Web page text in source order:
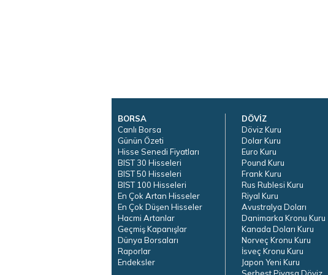
BORSA
Canlı Borsa
Günün Özeti
Hisse Senedi Fiyatları
BIST 30 Hisseleri
BIST 50 Hisseleri
BIST 100 Hisseleri
En Çok Artan Hisseler
En Çok Düşen Hisseler
Hacmi Artanlar
Geçmiş Kapanışlar
Dünya Borsaları
Raporlar
Endeksler
DÖVİZ
Döviz Kuru
Dolar Kuru
Euro Kuru
Pound Kuru
Frank Kuru
Rus Rublesi Kuru
Riyal Kuru
Avustralya Doları
Danimarka Kronu Kuru
Kanada Doları Kuru
Norveç Kronu Kuru
İsveç Kronu Kuru
Japon Yeni Kuru
Serbest Piyasa Döviz